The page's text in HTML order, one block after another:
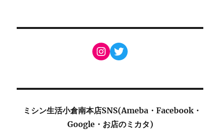
Instagram
Twitter
ミシン生活小倉南本店SNS(Ameba・Facebook・
Google・お店のミカタ)